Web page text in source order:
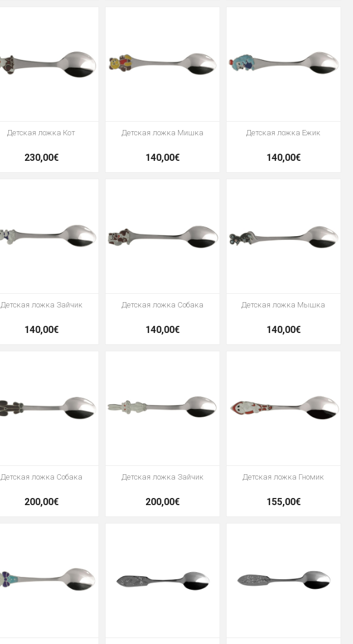
Детская ложка Кот
230,00€
Детская ложка Мишка
140,00€
Детская ложка Ежик
140,00€
Детская ложка Зайчик
140,00€
Детская ложка Собака
140,00€
Детская ложка Мышка
140,00€
Детская ложка Собака
200,00€
Детская ложка Зайчик
200,00€
Детская ложка Гномик
155,00€